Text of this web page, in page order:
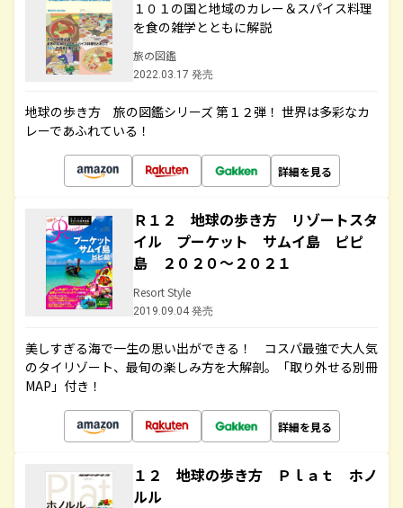
１０１の国と地域のカレー＆スパイス料理
を食の雑学とともに解説
旅の図鑑
2022.03.17 発売
地球の歩き方 旅の図鑑シリーズ 第１２弾！ 世界は多彩なカ
レーであふれている！
詳細を見る
Ｒ１２ 地球の歩き方 リゾートスタ
イル プーケット サムイ島 ピピ
島 ２０２０～２０２１
Resort Style
2019.09.04 発売
美しすぎる海で一生の思い出ができる！ コスパ最強で大人気
のタイリゾート、最旬の楽しみ方を大解剖。「取り外せる別冊
MAP」付き！
詳細を見る
１２ 地球の歩き方 Ｐｌａｔ ホノ
ルル